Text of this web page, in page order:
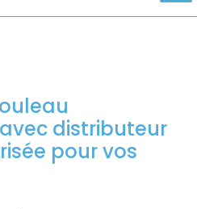
distributeur
pour vos